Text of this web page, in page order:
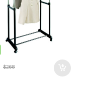
$268